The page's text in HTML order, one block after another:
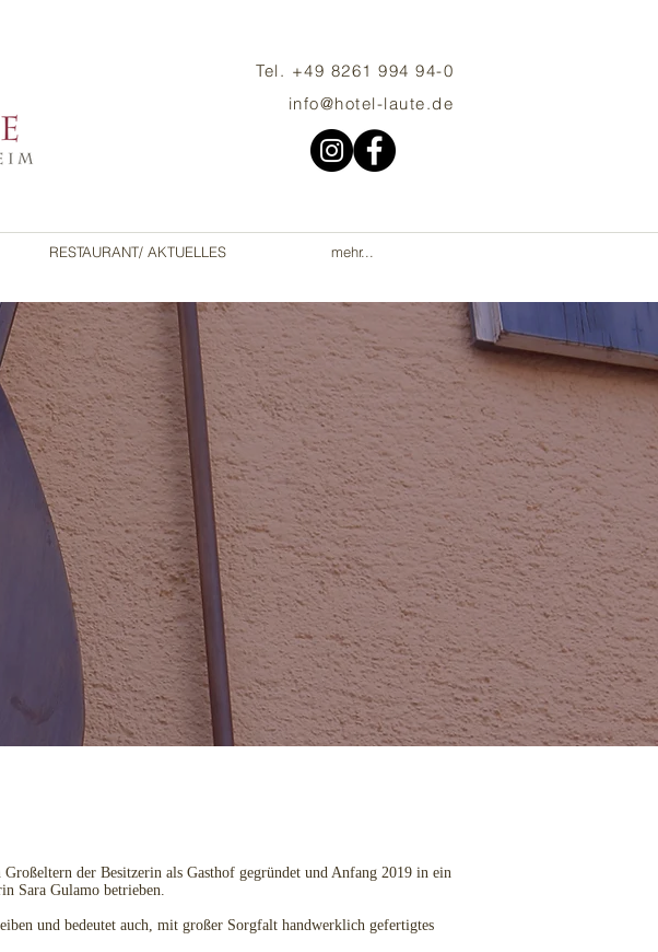
Tel. +49 8261 994 94-0
info@hotel-laute.de
RESTAURANT/ AKTUELLES mehr...
der Besitzerin als Gasthof gegründet und Anfang 2019 in ein
Sara Gulamo betrieben.
und bedeutet auch, mit großer Sorgfalt handwerklich gefertigtes